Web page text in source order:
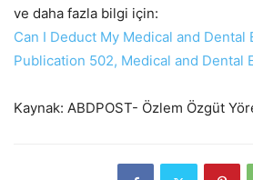
ve daha fazla bilgi için:
Can I Deduct My Medical and Dental
Publication 502, Medical and Dental
Kaynak: ABDPOST- Özlem Özgüt